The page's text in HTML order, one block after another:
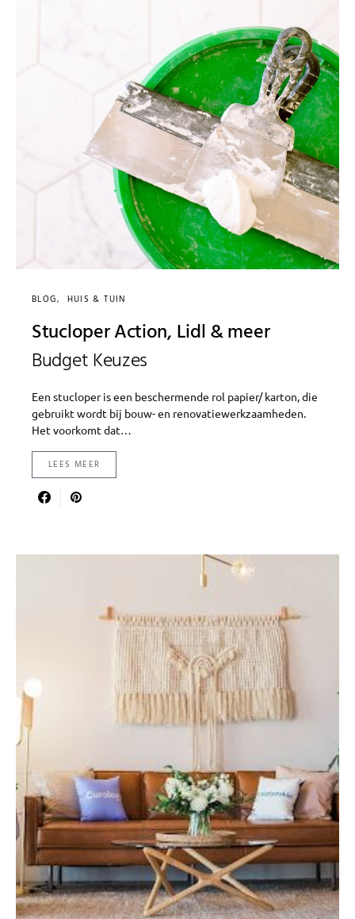
BLOG HUIS & TUIN
Stucloper Action, Lidl & meer
Budget Keuzes
Een stucloper is een beschermende rol papier/ karton, die
gebruikt wordt bij bouw- en renovatiewerkzaamheden.
Het voorkomt dat…
LEES MEER